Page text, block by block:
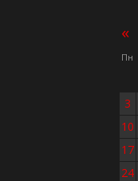
«
Пн
3
10
17
24